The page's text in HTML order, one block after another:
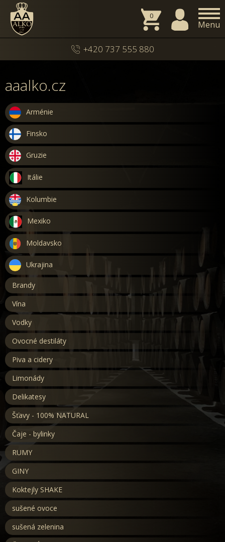
0
Menu
+420 737 555 880
aaalko.cz
Arménie
Finsko
Gruzie
Itálie
Kolumbie
Mexiko
Moldavsko
Ukrajina
Brandy
Vína
Vodky
Ovocné destiláty
Piva a cidery
Limonády
Delikatesy
Šťavy - 100% NATURAL
Čaje - bylinky
RUMY
GINY
Koktejly SHAKE
sušené ovoce
sušená zelenina